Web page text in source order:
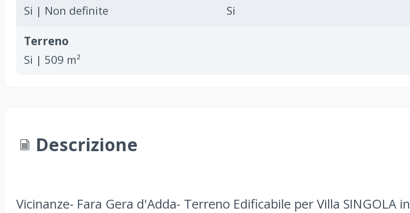
Si | Non definite
Si
Terreno
Si | 509 m²
Descrizione
Vicinanze- Fara Gera d'Adda- Terreno Edificabile per Villa SINGOLA in